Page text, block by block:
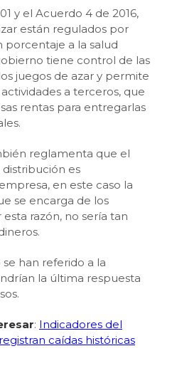
y el Acuerdo 4 de 2016,
están regulados por
porcentaje a la salud
tiene control de las
juegos de azar y permite
a terceros, que
rentas para entregarlas
reglamenta que el
distribución es
en este caso la
se encarga de los
razón, no sería tan
se han referido a la
la última respuesta
: Indicadores del
caídas históricas